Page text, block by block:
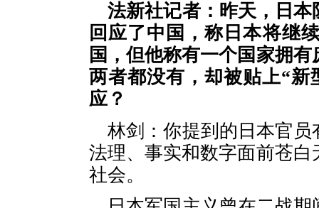
法新社记者：昨天，日
回应了中国，称日本将继
国，但他称有一个国家拥
两者都没有，却被贴上“
应？
林剑：你提到的日本官
法理、事实和数字面前苍
社会。